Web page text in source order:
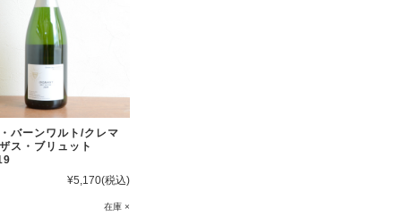
バーンワルト/クレマ
ス・ブリュット
¥5,170(税込)
在庫 ×